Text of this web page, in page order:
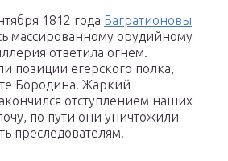
1812 года Багратионовы
массированному орудийному
ответила огнем.
позиции егерского полка,
Бородина. Жаркий
отступлением наших
по пути они уничтожили
преследователям.